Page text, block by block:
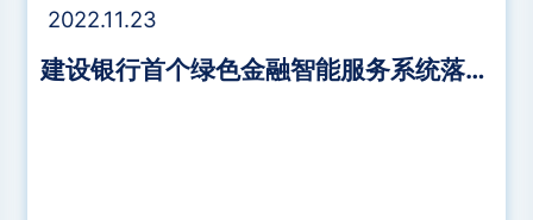
2022.11.23
建设银行首个绿色金融智能服务系统落地湖州